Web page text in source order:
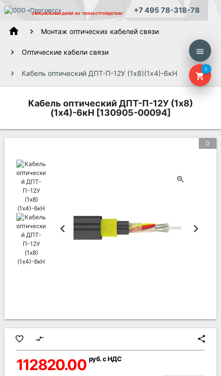
ОФИЦИАЛЬНЫЙ ДИЛЕР АО "СВЯЗЬСТРОЙДЕТАЛЬ" +7 495 78-318-78
menu
shopping_cart
0
home Монтаж оптических кабелей связи
Оптические кабели связи
Кабель оптический ДПТ-П-12У (1х8)(1х4)-6кН
Кабель оптический ДПТ-П-12У (1х8)
(1х4)-6кН [130905-00094]
0
favorite_border compare_arrows share
112820.00 руб. с НДС